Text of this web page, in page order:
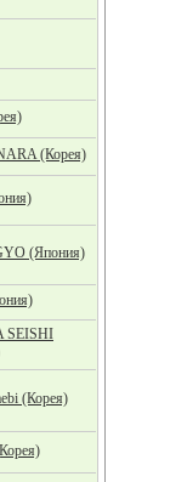
(Корея)
(Япония)
SEISHI
(Корея)